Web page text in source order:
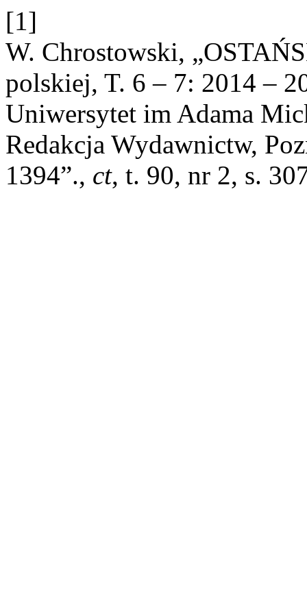
[1]
W. Chrostowski,
polskiej, T. 6 – 7: 2014 –
Uniwersytet im Adama
Redakcja Wydawnictw,
1394”., ct, t. 90, nr 2, s.